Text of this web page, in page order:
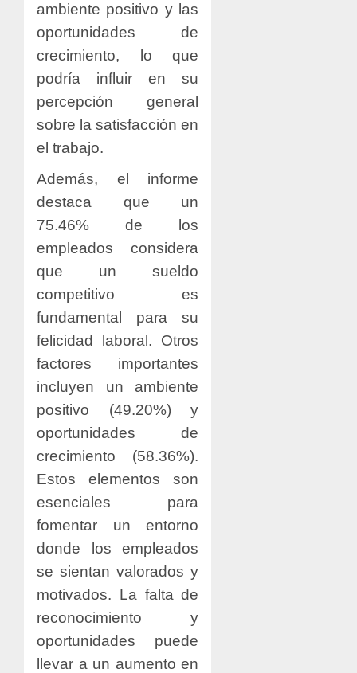
ambiente positivo y las
oportunidades de
crecimiento, lo que
podría influir en su
percepción general
sobre la satisfacción en
el trabajo.
Además, el informe
destaca que un
75.46% de los
empleados considera
que un sueldo
competitivo es
fundamental para su
felicidad laboral. Otros
factores importantes
incluyen un ambiente
positivo (49.20%) y
oportunidades de
crecimiento (58.36%).
Estos elementos son
esenciales para
fomentar un entorno
donde los empleados
se sientan valorados y
motivados. La falta de
reconocimiento y
oportunidades puede
llevar a un aumento en